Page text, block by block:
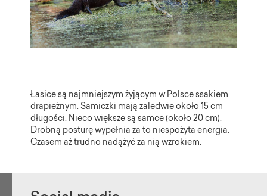
Łasice są najmniejszym żyjącym w Polsce ssakiem
drapieżnym. Samiczki mają zaledwie około 15 cm
długości. Nieco większe są samce (około 20 cm).
Drobną posturę wypełnia za to niespożyta energia.
Czasem aż trudno nadążyć za nią wzrokiem.